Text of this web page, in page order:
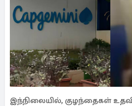
இந்நிலையில், குழந்தைகள்